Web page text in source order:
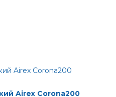
Airex Corona200